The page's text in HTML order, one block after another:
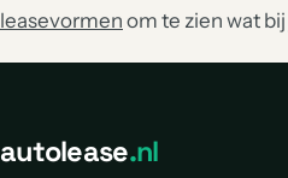
leasevormen om te zien wat
autolease.nl